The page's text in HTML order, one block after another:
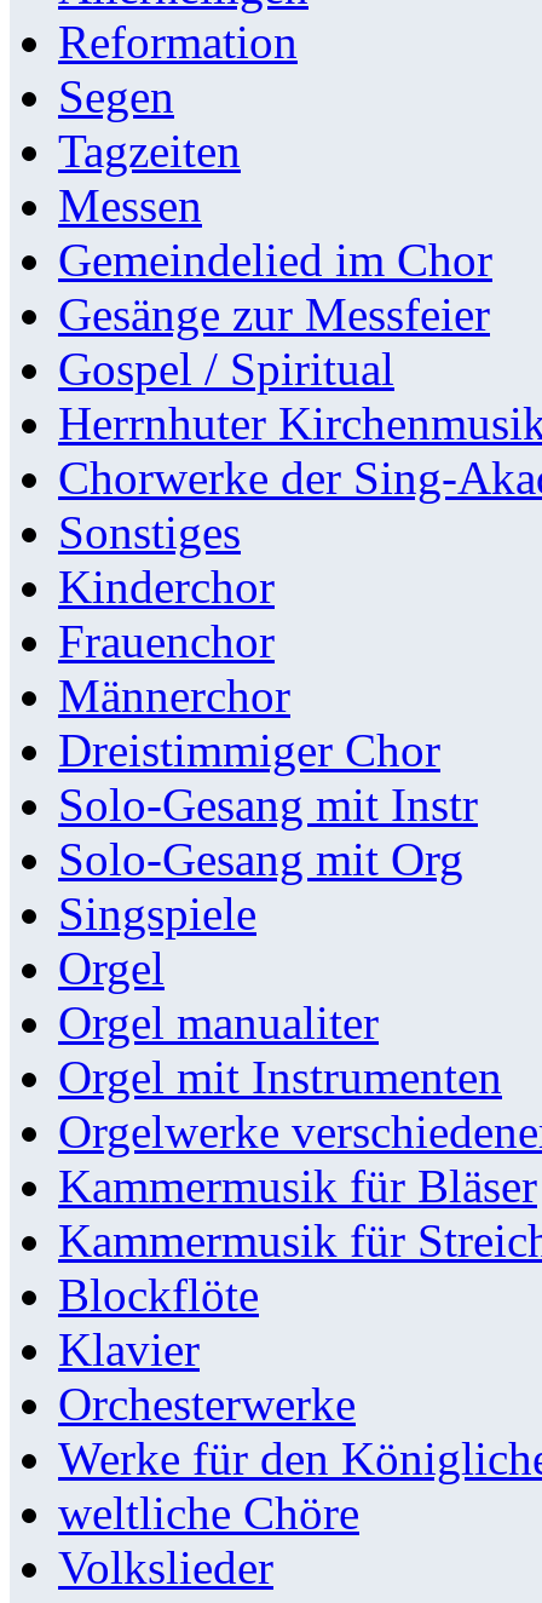
Reformation
Segen
Tagzeiten
Messen
Gemeindelied im Chor
Gesänge zur Messfeier
Gospel / Spiritual
Herrnhuter
Chorwerke der Sing-
Sonstiges
Kinderchor
Frauenchor
Männerchor
Dreistimmiger Chor
Solo-Gesang mit Instr
Solo-Gesang mit Org
Singspiele
Orgel
Orgel manualiter
Orgel mit Instrumenten
Orgelwerke
Kammermusik für Bläser
Kammermusik für
Blockflöte
Klavier
Orchesterwerke
Werke für den
weltliche Chöre
Volkslieder